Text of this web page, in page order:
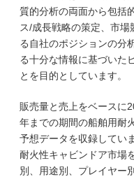
質的分析の両面から包括
ス/成長戦略の策定、市
る自社のポジションの分
る十分な情報に基づいた
とを目的としています。
販売量と売上をベースに
年までの期間の船舶用耐
予想データを収録してい
耐火性キャビンドア市場
別、用途別、プレイヤー